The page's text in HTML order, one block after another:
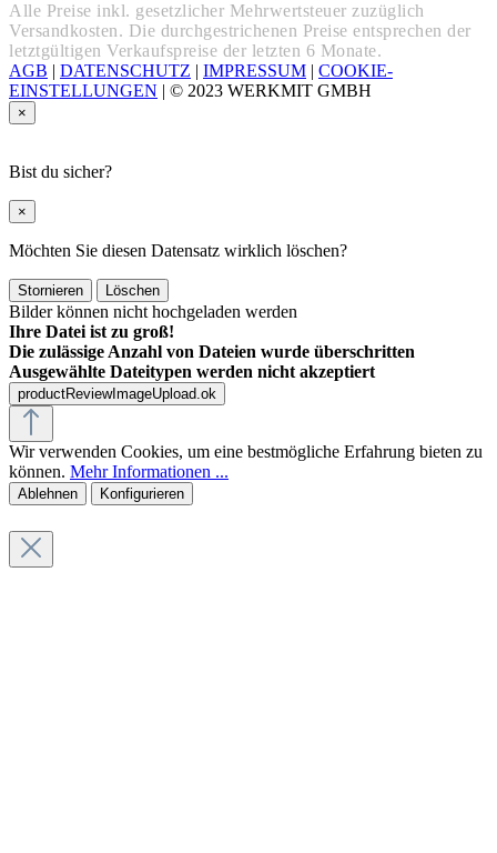
Alle Preise inkl. gesetzlicher Mehrwertsteuer zuzüglich
Versandkosten. Die durchgestrichenen Preise entsprechen der
letztgültigen Verkaufspreise der letzten 6 Monate.
AGB
DATENSCHUTZ IMPRESSUM
COOKIE-
EINSTELLUNGEN
© 2023 WERKMIT GMBH
×
Bist du sicher?
×
Möchten Sie diesen Datensatz wirklich löschen?
Stornieren Löschen
Bilder können nicht hochgeladen werden
Ihre Datei ist zu groß!
Die zulässige Anzahl von Dateien wurde überschritten
Ausgewählte Dateitypen werden nicht akzeptiert
productReviewImageUpload.ok
Wir verwenden Cookies, um eine bestmögliche Erfahrung bieten zu
können. Mehr Informationen ...
Ablehnen Konfigurieren